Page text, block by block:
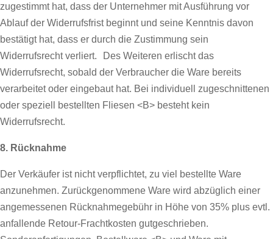
zugestimmt hat, dass der Unternehmer mit Ausführung vor
Ablauf der Widerrufsfrist beginnt und seine Kenntnis davon
bestätigt hat, dass er durch die Zustimmung sein
Widerrufsrecht verliert. Des Weiteren erlischt das
Widerrufsrecht, sobald der Verbraucher die Ware bereits
verarbeitet oder eingebaut hat. Bei individuell zugeschnittenen
oder speziell bestellten Fliesen <B> besteht kein
Widerrufsrecht.
8. Rücknahme
Der Verkäufer ist nicht verpflichtet, zu viel bestellte Ware
anzunehmen. Zurückgenommene Ware wird abzüglich einer
angemessenen Rücknahmegebühr in Höhe von 35% plus evtl.
anfallende Retour-Frachtkosten gutgeschrieben.